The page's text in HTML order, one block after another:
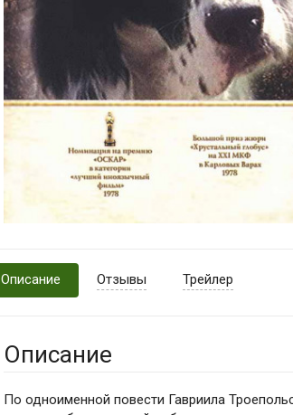
Описание Отзывы Трейлер
Описание
По одноименной повести Гавриила